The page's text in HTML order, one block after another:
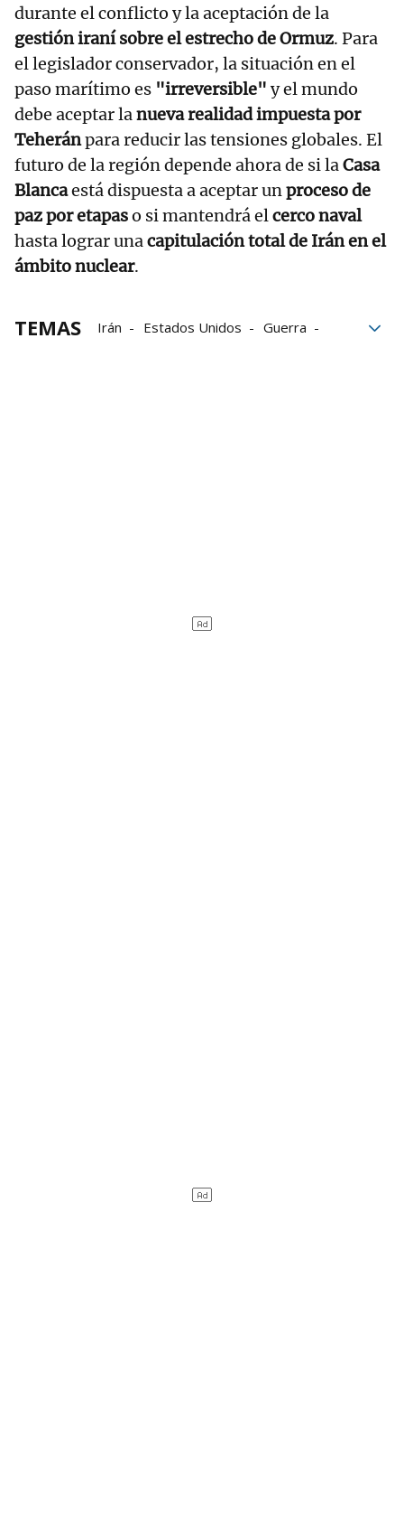
durante el conflicto y la aceptación de la
gestión iraní sobre el estrecho de Ormuz. Para
el legislador conservador, la situación en el
paso marítimo es "irreversible" y el mundo
debe aceptar lanueva realidad impuesta por
Teheránpara reducir las tensiones globales. El
futuro de la región depende ahora de si laCasa
Blancaestá dispuesta a aceptar unproceso de
paz por etapaso si mantendrá elcerco naval
hasta lograr unacapitulación total de Irán en el
ámbito nuclear.
TEMAS Irán Estados Unidos
Guerra